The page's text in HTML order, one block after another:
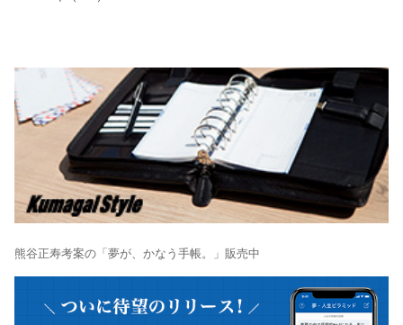
熊谷正寿考案の「夢が、かなう手帳。」販売中